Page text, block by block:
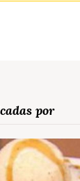
por